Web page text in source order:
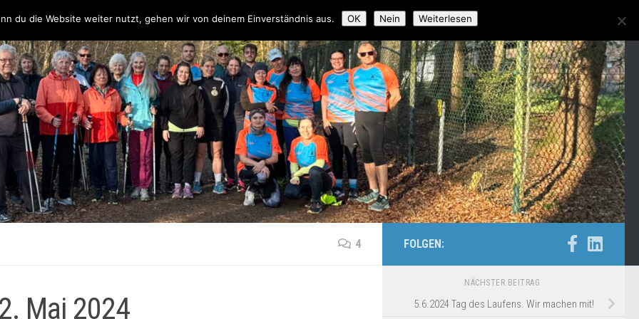
uns Unsere Partner & Sponsoren Unser Team & Kontakt
4
Mai 2024
FOLGEN:
NÄCHSTER BEITRAG
5.6.2024 Tag des Laufens. Wir machen mit!
du die Website weiter nutzt, gehen wir von deinem Einverständnis aus. OK Nein Weiterlesen